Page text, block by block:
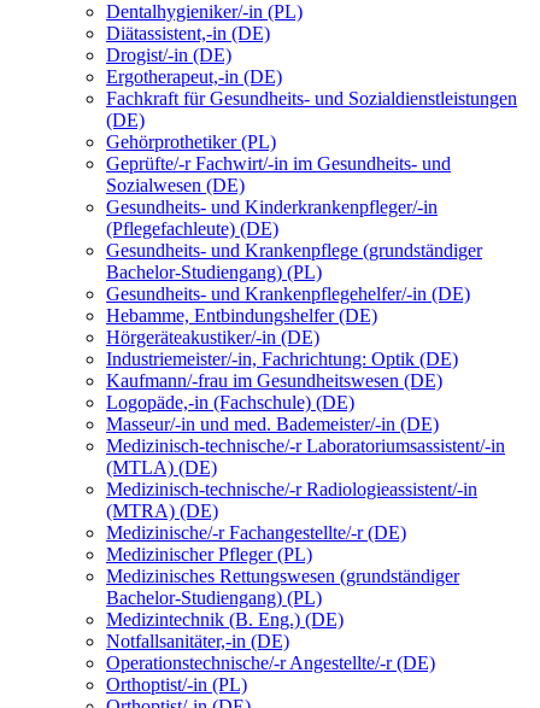
Dentalhygieniker/-in (PL)
Diätassistent,-in (DE)
Drogist/-in (DE)
Ergotherapeut,-in (DE)
Fachkraft für Gesundheits- und Sozialdienstleistungen
(DE)
Gehörprothetiker (PL)
Geprüfte/-r Fachwirt/-in im Gesundheits- und
Sozialwesen (DE)
Gesundheits- und Kinderkrankenpfleger/-in
(Pflegefachleute) (DE)
Gesundheits- und Krankenpflege (grundständiger
Bachelor-Studiengang) (PL)
Gesundheits- und Krankenpflegehelfer/-in (DE)
Hebamme, Entbindungshelfer (DE)
Hörgeräteakustiker/-in (DE)
Industriemeister/-in, Fachrichtung: Optik (DE)
Kaufmann/-frau im Gesundheitswesen (DE)
Logopäde,-in (Fachschule) (DE)
Masseur/-in und med. Bademeister/-in (DE)
Medizinisch-technische/-r Laboratoriumsassistent/-in
(MTLA) (DE)
Medizinisch-technische/-r Radiologieassistent/-in
(MTRA) (DE)
Medizinische/-r Fachangestellte/-r (DE)
Medizinischer Pfleger (PL)
Medizinisches Rettungswesen (grundständiger
Bachelor-Studiengang) (PL)
Medizintechnik (B. Eng.) (DE)
Notfallsanitäter,-in (DE)
Operationstechnische/-r Angestellte/-r (DE)
Orthoptist/-in (PL)